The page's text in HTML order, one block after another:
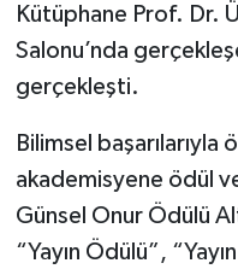
Kütüphane Prof. Dr.
Salonu’nda
gerçekleşti.
Bilimsel başarılarıyla
akademisyene ödül
Günsel Onur Ödülü
“Yayın Ödülü”,